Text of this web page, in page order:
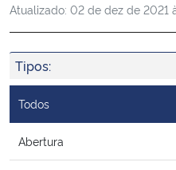
Ministério de Minas e Energia
Ministério da Ciência, Tecnologia,
Ministério do Turismo
Atualizado: 02 de dez de 2021
Tipos:
Todos
Abertura